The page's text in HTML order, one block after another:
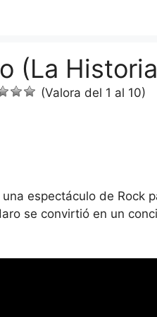
(La
(Valora del 1 al 10)
espectáculo de Rock
se convirtió en un